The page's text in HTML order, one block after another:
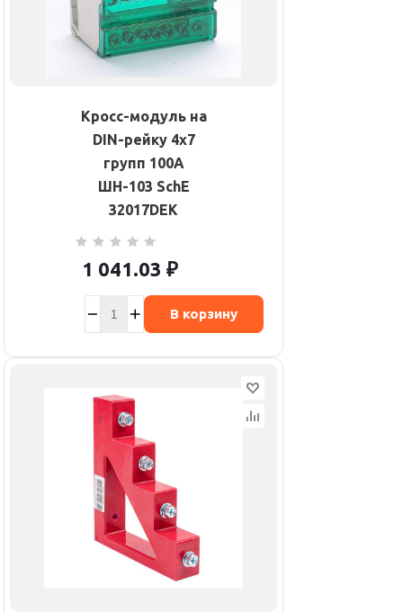
Кросс-модуль на
DIN-рейку 4х7
групп 100А
ШН-103 SchE
32017DEK
1 041.03 ₽
В корзину